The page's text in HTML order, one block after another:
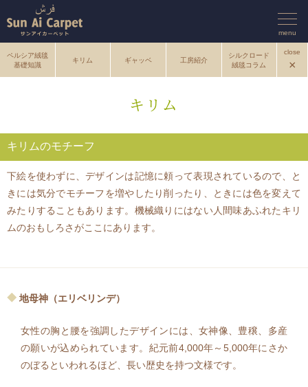
menu
ペルシア絨毯
基礎知識
キリム ギャッベ 工房紹介
シルクロード
絨毯コラム
close
×
キリム
キリムのモチーフ
下絵を使わずに、デザインは記憶に頼って表現されているので、と
きには気分でモチーフを増やしたり削ったり、ときには色を変えて
みたりすることもあります。機械織りにはない人間味あふれたキリ
ムのおもしろさがここにあります。
地母神（エリベリンデ）
女性の胸と腰を強調したデザインには、女神像、豊穣、多産
の願いが込められています。紀元前4,000年～5,000年にさか
のぼるといわれるほど、長い歴史を持つ文様です。